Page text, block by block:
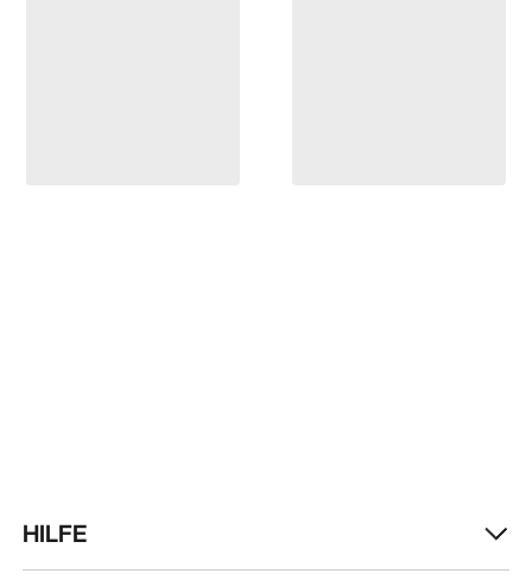
Help